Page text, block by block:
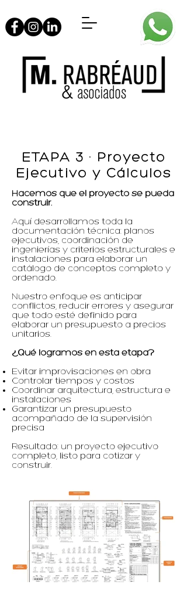
ETAPA 3 · Proyecto
Ejecutivo y Cálculos
Hacemos que el proyecto se pueda
construir.
Aquí desarrollamos toda la
documentación técnica: planos
ejecutivos, coordinación de
ingenierías y criterios estructurales e
instalaciones para elaborar un
catálogo de conceptos completo y
ordenado.
Nuestro enfoque es anticipar
conflictos, reducir errores y asegurar
que todo esté definido para
elaborar un presupuesto a precios
unitarios.
¿Qué logramos en esta etapa?
Evitar improvisaciones en obra
Controlar tiempos y costos
Coordinar arquitectura, estructura e
instalaciones
Garantizar un presupuesto
acompañado de la supervisión
precisa
Resultado: un proyecto ejecutivo
completo, listo para cotizar y
construir.